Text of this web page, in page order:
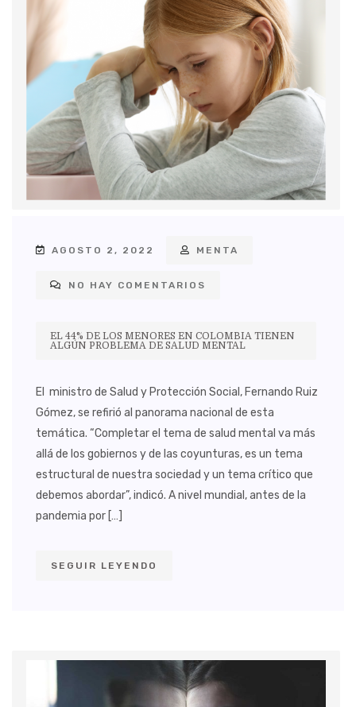
AGOSTO 2, 2022 MENTA
NO HAY COMENTARIOS
EL 44% DE LOS MENORES EN COLOMBIA TIENEN
ALGÚN PROBLEMA DE SALUD MENTAL
El ministro de Salud y Protección Social, Fernando Ruiz
Gómez, se refirió al panorama nacional de esta
temática. “Completar el tema de salud mental va más
allá de los gobiernos y de las coyunturas, es un tema
estructural de nuestra sociedad y un tema crítico que
debemos abordar”, indicó. A nivel mundial, antes de la
pandemia por […]
SEGUIR LEYENDO